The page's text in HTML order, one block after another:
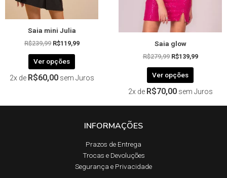
Saia mini Julia
R$239,99 R$119,99
Ver opções
página
do
produto
2x de R$60,00 sem Juros
Saia glow
R$279,99 R$139,99
Ver opções
do
2x de R$70,00 sem Juros
INFORMAÇÕES
Prazos de Entrega​
Trocas e Devoluções​
Segurança e Privacidade